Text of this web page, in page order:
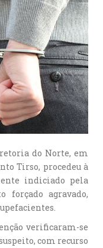
do Norte, em
Tirso, procedeu à
indiciado pela
forçado agravado,
verificaram-se
com recurso